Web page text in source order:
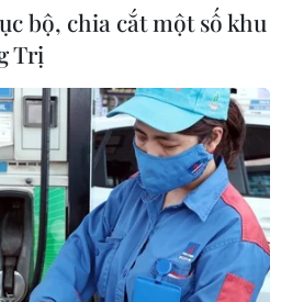
bộ, chia cắt một số khu
Trị